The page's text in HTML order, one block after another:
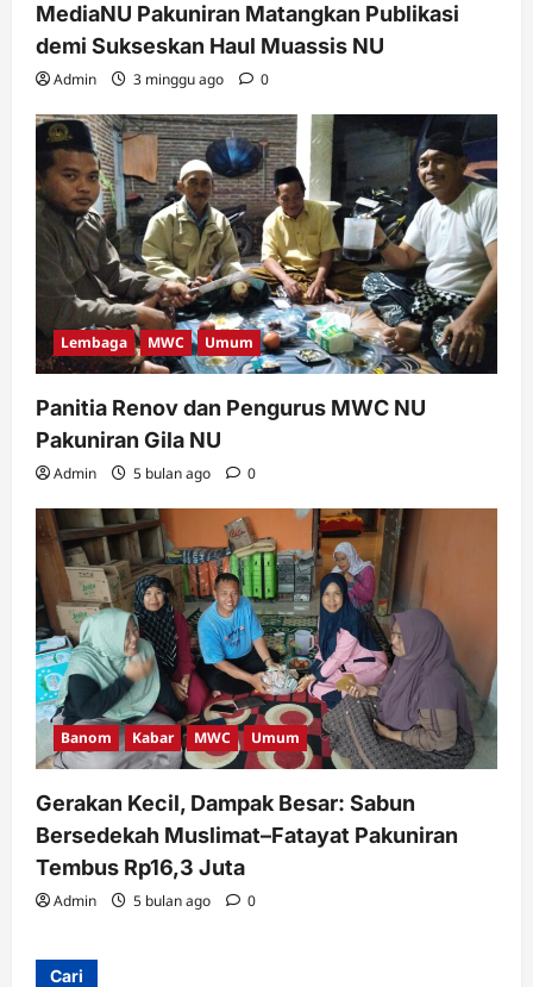
MediaNU Pakuniran Matangkan Publikasi
demi Sukseskan Haul Muassis NU
Admin 3 minggu ago 0
Lembaga MWC Umum
Panitia Renov dan Pengurus MWC NU
Pakuniran Gila NU
Admin 5 bulan ago 0
Banom Kabar MWC Umum
Gerakan Kecil, Dampak Besar: Sabun
Bersedekah Muslimat–Fatayat Pakuniran
Tembus Rp16,3 Juta
Admin 5 bulan ago 0
Cari